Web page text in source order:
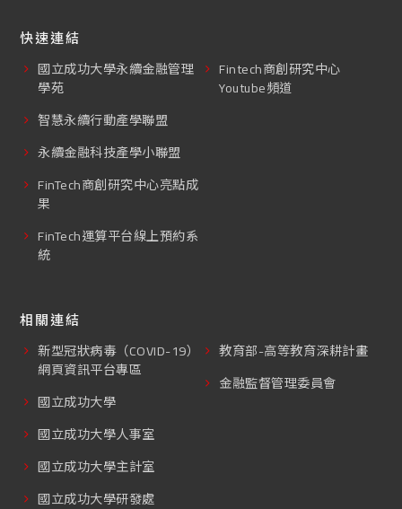
快速連結
國立成功大學永續金融管理
學苑
智慧永續行動產學聯盟
永續金融科技產學小聯盟
FinTech商創研究中心亮點成
果
FinTech運算平台線上預約系
統
Fintech商創研究中心
Youtube頻道
相關連結
新型冠狀病毒（COVID-19）
網頁資訊平台專區
國立成功大學
國立成功大學人事室
國立成功大學主計室
國立成功大學研發處
教育部-高等教育深耕計畫
金融監督管理委員會